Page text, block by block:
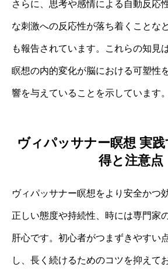
さらに、思考や感情による自動反応
な刺激への反応性が落ち着くことな
も報告されています。これらの知見
瞑想の内的変化が脳における可塑性
響を与えていることを示しています。
ヴィパッサナー瞑想 実
得と注意点
ヴィパッサナー瞑想をより安全かつ
正しい態度や持続性、時には専門家
肝心です。初心者がつまずきやすい
し、長く続けるためのコツを抑えて